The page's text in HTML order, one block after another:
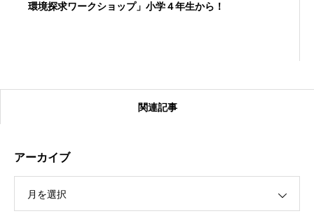
環境探求ワークショップ」小学４年生から！
【受付終了】2026大会同日開催！カヤックに乗って諏訪
関連記事
アーカイブ
月を選択